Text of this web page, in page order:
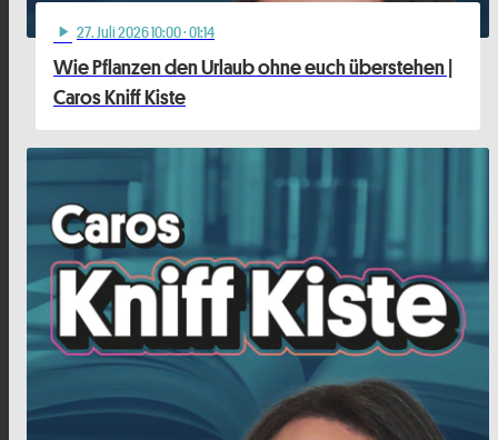
play_arrow 27. Juli 2026 10:00· 01:14
Wie Pflanzen den Urlaub ohne euch überstehen |
Caros Kniff Kiste